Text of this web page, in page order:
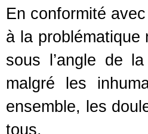
En conformité
à la
sous l’angle de
malgré les
ensemble, les
tous.